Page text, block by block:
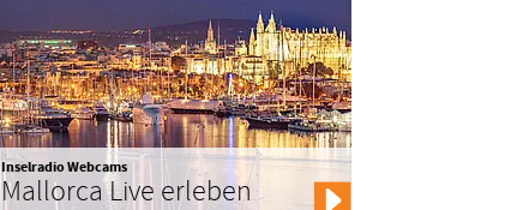
Inselradio Webcams
Mallorca Live erleben